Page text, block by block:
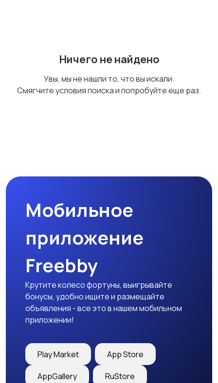
Детская одежда Детская обувь
Детский транспорт
Ничего не найдено
Увы, мы не нашли то, что вы искали.
Смягчите условия поиска и попробуйте еще раз.
Мобильное
приложение
Freebby
Крутите колесо фортуны, выигрывайте
бонусы, удобно ищите и размещайте
объявления - все это в нашем мобильном
приложении!
Play Market App Store
AppGallery RuStore